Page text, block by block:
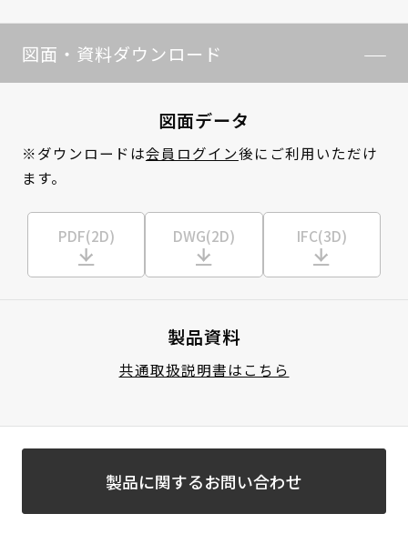
図面・資料ダウンロード
図面データ
※ダウンロードは会員ログイン後にご利用いただけ
ます。
PDF(2D) DWG(2D) IFC(3D)
製品資料
共通取扱説明書はこちら
製品に関するお問い合わせ